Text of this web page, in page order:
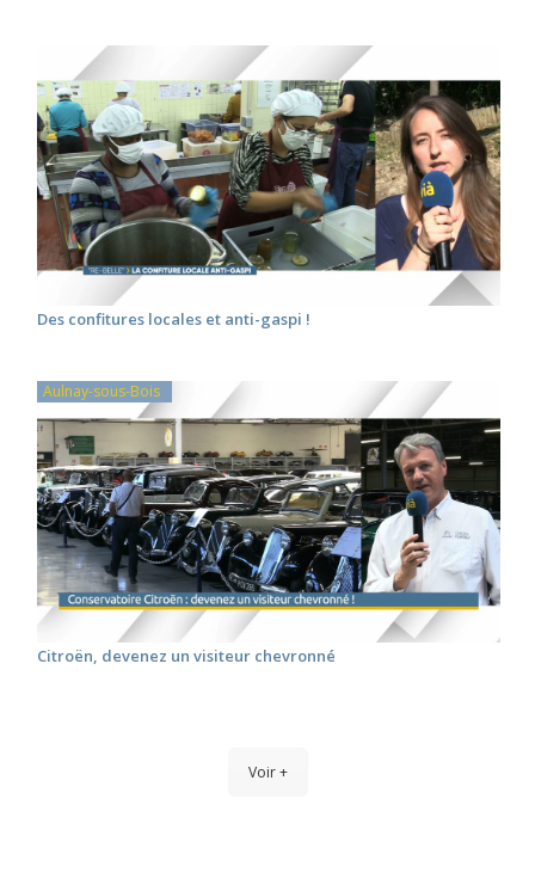
Des confitures locales et anti-gaspi !
Aulnay-sous-Bois
Citroën, devenez un visiteur chevronné
Voir +